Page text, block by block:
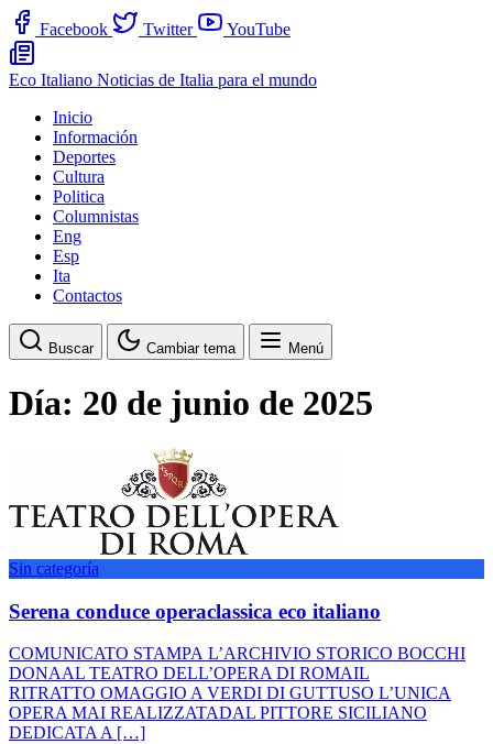
Facebook Twitter YouTube
Eco Italiano Noticias de Italia para el mundo
Inicio
Información
Deportes
Cultura
Politica
Columnistas
Eng
Esp
Ita
Contactos
Buscar Cambiar tema Menú
Día: 20 de junio de 2025
Sin categoría
Serena conduce operaclassica eco italiano
COMUNICATO STAMPA L’ARCHIVIO STORICO BOCCHI
DONAAL TEATRO DELL’OPERA DI ROMAIL
RITRATTO OMAGGIO A VERDI DI GUTTUSO L’UNICA
OPERA MAI REALIZZATADAL PITTORE SICILIANO
DEDICATA A […]